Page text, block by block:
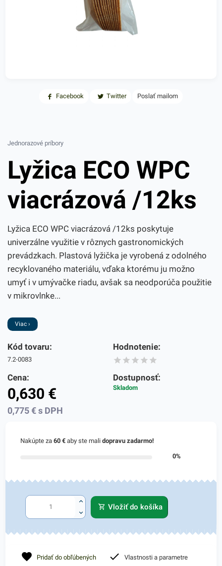
Facebook Twitter Poslať mailom
Jednorazové príbory
Lyžica ECO WPC
viacrázová /12ks
Lyžica ECO WPC viacrázová /12ks poskytuje
univerzálne využitie v rôznych gastronomických
prevádzkach. Plastová lyžička je vyrobená z odolného
recyklovaného materiálu, vďaka ktorému ju možno
umyť i v umývačke riadu, avšak sa neodporúča použitie
v mikrovlnke...
Viac ›
Kód tovaru:
7.2-0083
Hodnotenie:
Cena:
0,630 €
0,775€ s DPH
Dostupnosť:
Skladom
Nakúpte za60 € aby ste malidopravu zadarmo!
0%
Vložiť do košíka
Pridať do obľúbených Vlastnosti a parametre